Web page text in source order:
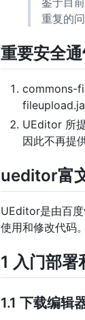
重复的
重要安全通
commons-
UEditor 所
因此不再提供
ueditor富
UEditor是由百
使用和修改代码。
1 入门部署
1.1 下载编辑